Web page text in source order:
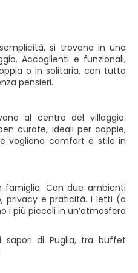
si trovano in una
Accoglienti e funzionali,
o in solitaria, con tutto
pensieri.
al centro del villaggio.
curate, ideali per coppie,
vogliono comfort e stile in
famiglia. Con due ambienti
privacy e praticità. I letti (a
i più piccoli in un’atmosfera
sapori di Puglia, tra buffet